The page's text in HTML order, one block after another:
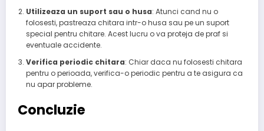
Utilizeaza un suport sau o husa: Atunci cand nu o
folosesti, pastreaza chitara intr-o husa sau pe un suport
special pentru chitare. Acest lucru o va proteja de praf si
eventuale accidente.
Verifica periodic chitara: Chiar daca nu folosesti chitara
pentru o perioada, verifica-o periodic pentru a te asigura ca
nu apar probleme.
Concluzie